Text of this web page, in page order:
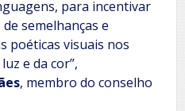
para incentivar
semelhanças e
poéticas visuais nos
e da cor”,
, membro do conselho